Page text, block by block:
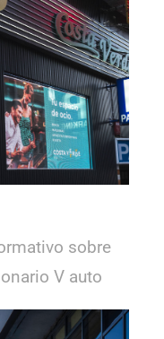
sobre
V auto